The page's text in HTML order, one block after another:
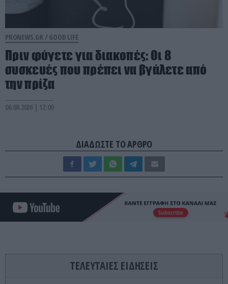
PRONEWS.GR / GOOD LIFE
Πριν φύγετε για διακοπές: Οι 8
συσκευές που πρέπει να βγάλετε από
την πρίζα
06.08.2026 | 12:00
ΔΙΑΔΩΣΤΕ ΤΟ ΑΡΘΡΟ
ΤΕΛΕΥΤΑΙΕΣ ΕΙΔΗΣΕΙΣ